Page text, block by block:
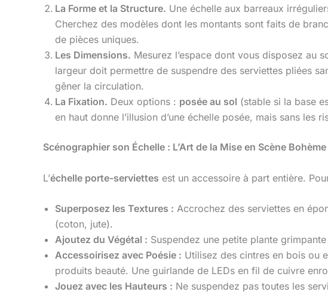
La Forme et la Structure. Une échelle aux barreaux
Cherchez des modèles dont les montants sont faits de
de pièces uniques.
Les Dimensions. Mesurez l’espace dont vous disposez au
largeur doit permettre de suspendre des serviettes pliées
gêner la circulation.
La Fixation. Deux options : posée au sol (stable si la base
en haut donne l’illusion d’une échelle posée, mais sans les
Scénographier son Échelle : L’Art de la Mise en Scène Bohème
L’échelle porte-serviettes est un accessoire à part entière.
Superposez les Textures : Accrochez des serviettes en
(coton, jute).
Ajoutez du Végétal : Suspendez une petite plante
Accessoirisez avec Poésie : Utilisez des cintres en bois ou
produits beauté. Une guirlande de LEDs en fil de cuivre
Jouez avec les Hauteurs : Ne suspendez pas toutes les